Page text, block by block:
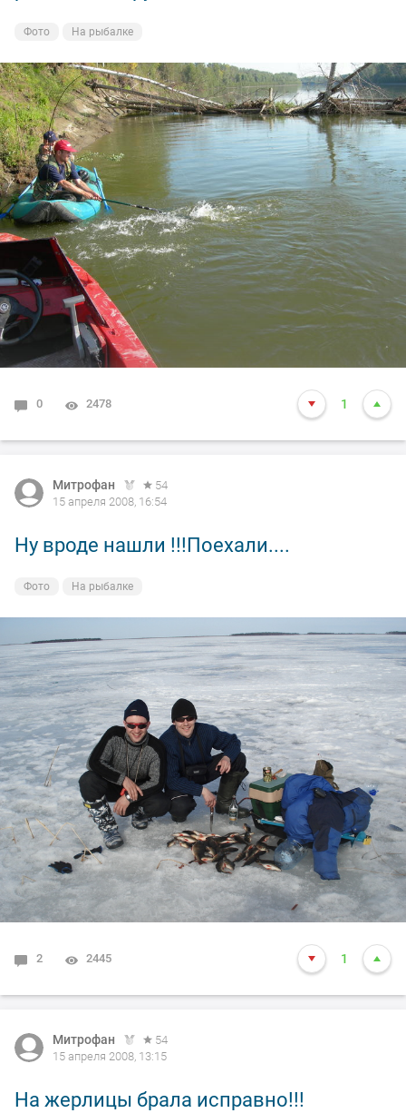
Фото На рыбалке
0 2478 1
Митрофан
54
15 апреля 2008, 16:54
Ну вроде нашли !!!Поехали....
Фото На рыбалке
2 2445 1
Митрофан
54
15 апреля 2008, 13:15
На жерлицы брала исправно!!!